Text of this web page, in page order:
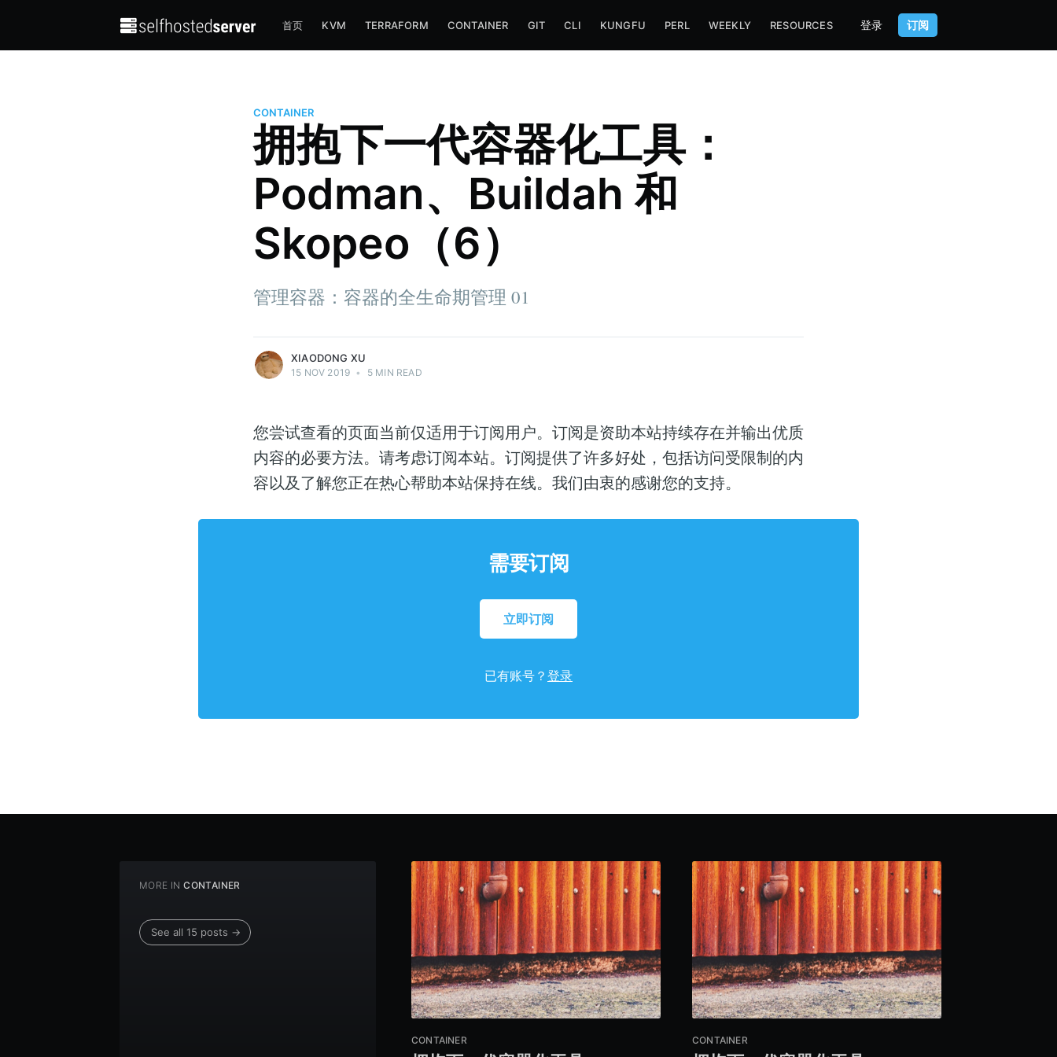
首页 KVM TERRAFORM CONTAINER GIT CLI KUNGFU PERL WEEKLY RESOURCES 登录 订阅
CONTAINER
拥抱下一代容器化工具：
Podman、Buildah 和
Skopeo（6）
管理容器：容器的全生命期管理 01
Linuxtoy founder and GNU/Linux fan.
XIAODONG XU
15 NOV 2019 • 5 MIN READ
您尝试查看的页面当前仅适用于订阅用户。订阅是资助本站持续存在并输出优质
内容的必要方法。请考虑订阅本站。订阅提供了许多好处，包括访问受限制的内
容以及了解您正在热心帮助本站保持在线。我们由衷的感谢您的支持。
需要订阅
立即订阅
已有账号？ 登录
MORE IN CONTAINER
See all 15 posts →
CONTAINER CONTAINER